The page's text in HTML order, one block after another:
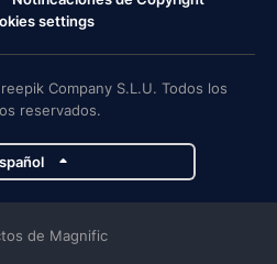
settings
Company S.L.U. Todos los
reservados.
de Magnific